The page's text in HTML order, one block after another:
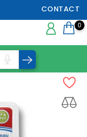
CONTACT
0